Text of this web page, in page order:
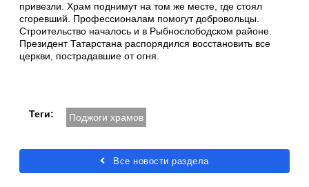
привезли. Храм поднимут на том же месте, где стоял
сгоревший. Профессионалам помогут добровольцы.
Строительство началось и в Рыбнослободском районе.
Президент Татарстана распорядился восстановить все
церкви, пострадавшие от огня.
Теги: Поджоги храмов
Все новости раздела